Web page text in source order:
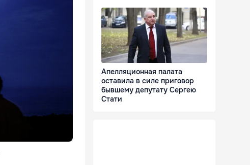
Апелляционная палата
оставила в силе приговор
бывшему депутату Сергею
Стати